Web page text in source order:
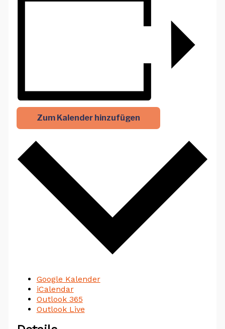
Zum Kalender hinzufügen
Google Kalender
iCalendar
Outlook 365
Outlook Live